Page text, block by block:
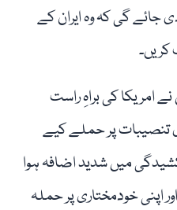
دی جائے گی کہ وہ ایران کے
کریں۔
امریکا کی براہِ راست
تنصیبات پر حملے کیے
میں شدید اضافہ ہوا
اپنی خودمختاری پر حملہ